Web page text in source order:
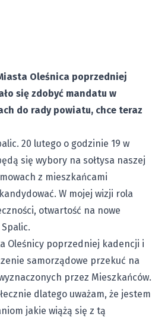
Oleśnica poprzedniej
się zdobyć mandatu w
do rady powiatu, chce teraz
20 lutego o godzinie 19 w
się wybory na sołtysa naszej
z mieszkańcami
W mojej wizji rola
otwartość na nowe
Oleśnicy poprzedniej kadencji i
samorządowe przekuć na
przez Mieszkańców.
dlatego uważam, że jestem
jakie wiążą się z tą